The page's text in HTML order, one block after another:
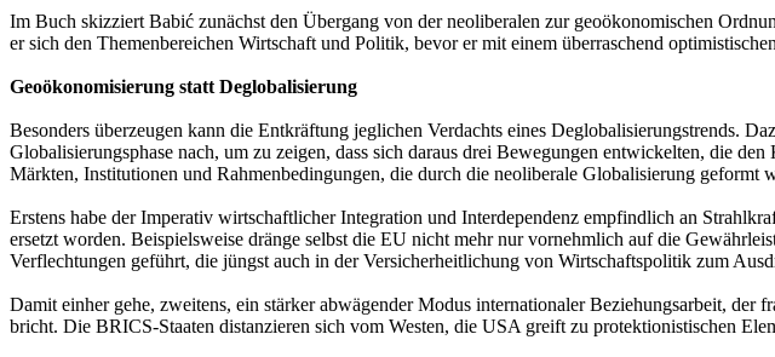
Im Buch skizziert Babić zunächst den Übergang von der neoliberalen zur geoökonomischen
er sich den Themenbereichen Wirtschaft und Politik, bevor er mit einem überraschend
Geoökonomisierung statt Deglobalisierung
Besonders überzeugen kann die Entkräftung jeglichen Verdachts eines Deglobalisierungstrends.
Globalisierungsphase nach, um zu zeigen, dass sich daraus drei Bewegungen entwickelten, die
Märkten, Institutionen und Rahmenbedingungen, die durch die neoliberale Globalisierung geformt
Erstens habe der Imperativ wirtschaftlicher Integration und Interdependenz empfindlich an
ersetzt worden. Beispielsweise dränge selbst die EU nicht mehr nur vornehmlich auf die
Verflechtungen geführt, die jüngst auch in der Versicherheitlichung von Wirtschaftspolitik zum
Damit einher gehe, zweitens, ein stärker abwägender Modus internationaler Beziehungsarbeit,
bricht. Die BRICS-Staaten distanzieren sich vom Westen, die USA greift zu protektionistischen